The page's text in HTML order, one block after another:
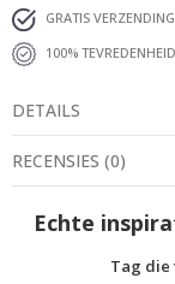
GRATIS
100%
DETAILS
RECENSIES (0)
Echte
Tag die